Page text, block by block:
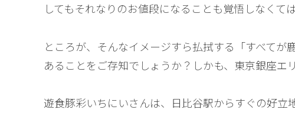
してもそれなりのお値段になることも覚悟しなくて
ところが、そんなイメージすら払拭する「すべて
あることをご存知でしょうか？しかも、東京銀座エ
遊食豚彩いちにいさんは、日比谷駅からすぐの好立